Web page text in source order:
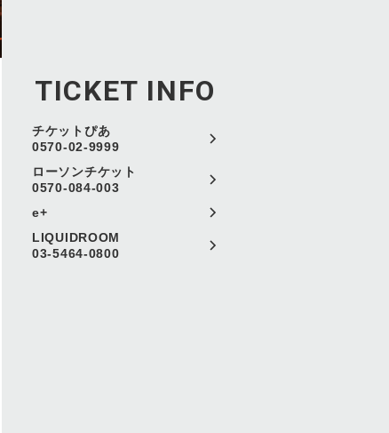
TICKET INFO
チケットぴあ
0570-02-9999
ローソンチケット
0570-084-003
e+
LIQUIDROOM
03-5464-0800